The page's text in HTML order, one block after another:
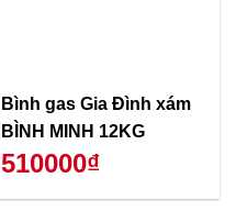
Bình gas Gia Đình xám
BÌNH MINH 12KG
510000₫